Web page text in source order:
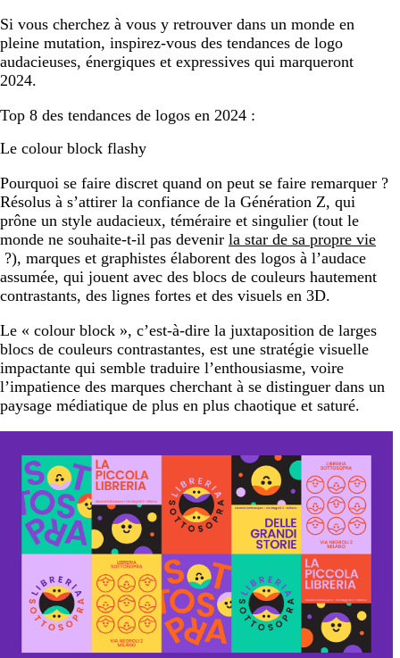
Si vous cherchez à vous y retrouver dans un monde en
pleine mutation, inspirez-vous des tendances de logo
audacieuses, énergiques et expressives qui marqueront
2024.
Top 8 des tendances de logos en 2024 :
Le colour block flashy
Pourquoi se faire discret quand on peut se faire remarquer ?
Résolus à s’attirer la confiance de la Génération Z, qui
prône un style audacieux, téméraire et singulier (tout le
monde ne souhaite-t-il pas devenir la star de sa propre vie
?), marques et graphistes élaborent des logos à l’audace
assumée, qui jouent avec des blocs de couleurs hautement
contrastants, des lignes fortes et des visuels en 3D.
Le « colour block », c’est-à-dire la juxtaposition de larges
blocs de couleurs contrastantes, est une stratégie visuelle
impactante qui semble traduire l’enthousiasme, voire
l’impatience des marques cherchant à se distinguer dans un
paysage médiatique de plus en plus chaotique et saturé.